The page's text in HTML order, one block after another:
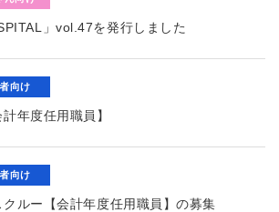
」vol.47を発行しました
向け
年度任用職員】
向け
ルー【会計年度任用職員】の募集